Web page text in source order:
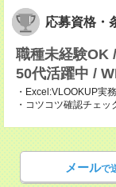
応募資格・
職種未経験OK
50代活躍中 /
・Excel:VLOOKUP実
・コツコツ確認チェ
メールで